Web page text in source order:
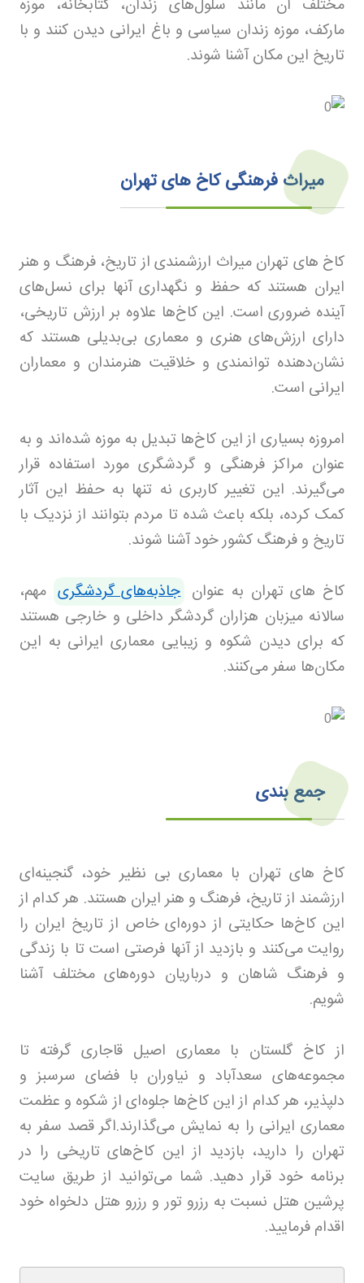
مارکف، موزه زندان سیاسی و باغ ایرانی دیدن کنند و با
تاریخ این مکان آشنا شوند.
میراث فرهنگی کاخ های تهران
کاخ های تهران میراث ارزشمندی از تاریخ، فرهنگ و هنر
ایران هستند که حفظ و نگهداری آنها برای نسل‌های
آینده ضروری است. این کاخ‌ها علاوه بر ارزش تاریخی،
دارای ارزش‌های هنری و معماری بی‌بدیلی هستند که
نشان‌دهنده توانمندی و خلاقیت هنرمندان و معماران
ایرانی است.
امروزه بسیاری از این کاخ‌ها تبدیل به موزه شده‌اند و به
عنوان مراکز فرهنگی و گردشگری مورد استفاده قرار
می‌گیرند. این تغییر کاربری نه تنها به حفظ این آثار
کمک کرده، بلکه باعث شده تا مردم بتوانند از نزدیک با
تاریخ و فرهنگ کشور خود آشنا شوند.
کاخ های تهران به عنوان جاذبه‌های گردشگری مهم،
سالانه میزبان هزاران گردشگر داخلی و خارجی هستند
که برای دیدن شکوه و زیبایی معماری ایرانی به این
مکان‌ها سفر می‌کنند.
جمع بندی
کاخ های تهران با معماری بی نظیر خود، گنجینه‌ای
ارزشمند از تاریخ، فرهنگ و هنر ایران هستند. هر کدام از
این کاخ‌ها حکایتی از دوره‌ای خاص از تاریخ ایران را
روایت می‌کنند و بازدید از آنها فرصتی است تا با زندگی
و فرهنگ شاهان و درباریان دوره‌های مختلف آشنا
شویم.
از کاخ گلستان با معماری اصیل قاجاری گرفته تا
مجموعه‌های سعدآباد و نیاوران با فضای سرسبز و
دلپذیر، هر کدام از این کاخ‌ها جلوه‌ای از شکوه و عظمت
معماری ایرانی را به نمایش می‌گذارند.اگر قصد سفر به
تهران را دارید، بازدید از این کاخ‌های تاریخی را در
برنامه خود قرار دهید. شما می‌توانید از طریق سایت
پرشین هتل نسبت به رزرو تور و رزرو هتل دلخواه خود
اقدام فرمایید.